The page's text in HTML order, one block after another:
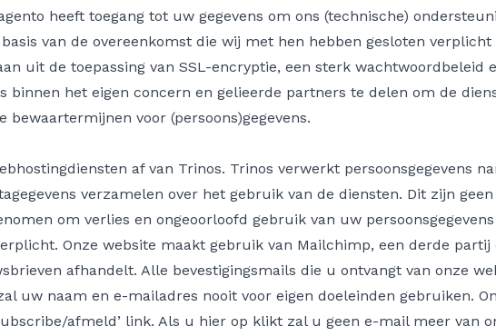
heeft toegang tot uw gegevens om ons (technische)
van de overeenkomst die wij met hen hebben gesloten
uit de toepassing van SSL-encryptie, een sterk
binnen het eigen concern en gelieerde partners te delen om de
voor (persoons)gegevens.
af van Trinos. Trinos verwerkt persoonsgegevens
verzamelen over het gebruik van de diensten. Dit zijn
om verlies en ongeoorloofd gebruik van uw
Onze website maakt gebruik van Mailchimp, een derde
afhandelt. Alle bevestigingsmails die u ontvangt van onze
uw naam en e-mailadres nooit voor eigen doeleinden gebruiken.
afmeld’ link. Als u hier op klikt zal u geen e-mail meer van